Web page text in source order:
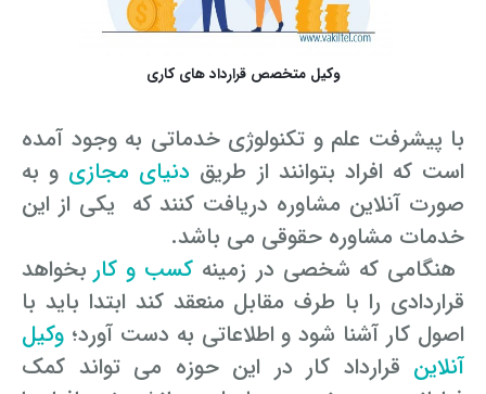
وکیل متخصص قرارداد های کاری
با پیشرفت علم و تکنولوژی خدماتی به وجود آمده
است که افراد بتوانند از طریق دنیای مجازی و به
صورت آنلاین مشاوره دریافت کنند که یکی از این
خدمات مشاوره حقوقی می باشد.
هنگامی که شخصی در زمینه کسب و کار بخواهد
قراردادی را با طرف مقابل منعقد کند ابتدا باید با
اصول کار آشنا شود و اطلاعاتی به دست آورد؛ وکیل
آنلاین قرارداد کار در این حوزه می تواند کمک